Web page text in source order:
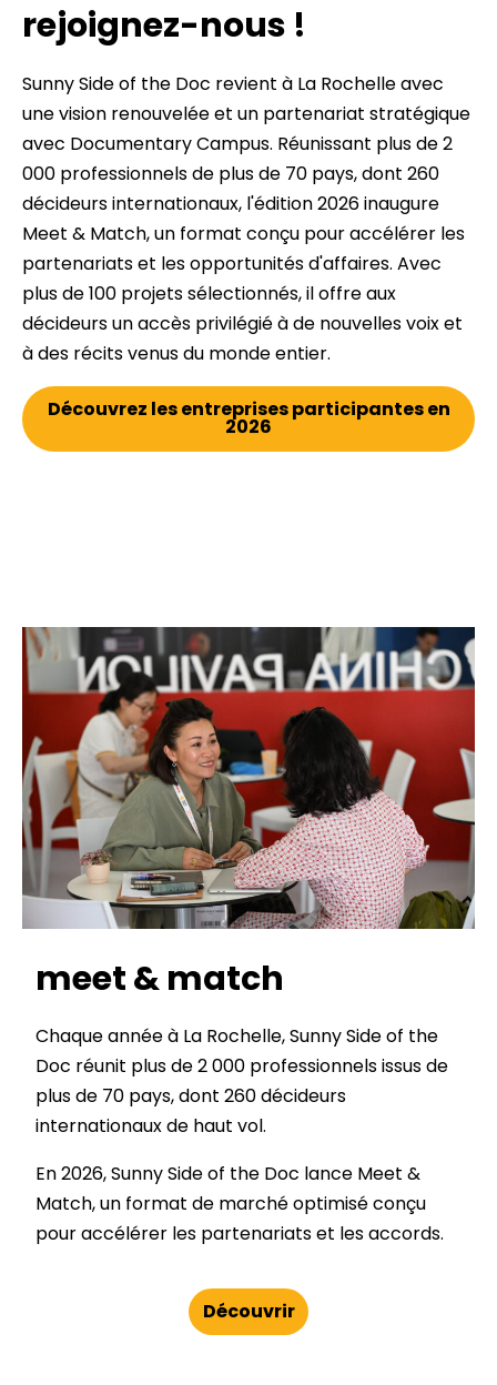
rejoignez-nous !
Sunny Side of the Doc revient à La Rochelle avec
une vision renouvelée et un partenariat stratégique
avec Documentary Campus. Réunissant plus de 2
000 professionnels de plus de 70 pays, dont 260
décideurs internationaux, l'édition 2026 inaugure
Meet & Match, un format conçu pour accélérer les
partenariats et les opportunités d'affaires. Avec
plus de 100 projets sélectionnés, il offre aux
décideurs un accès privilégié à de nouvelles voix et
à des récits venus du monde entier.
Découvrez les entreprises participantes en
2026
meet & match
Chaque année à La Rochelle, Sunny Side of the
Doc réunit plus de 2 000 professionnels issus de
plus de 70 pays, dont 260 décideurs
internationaux de haut vol.
En 2026, Sunny Side of the Doc lance Meet &
Match, un format de marché optimisé conçu
pour accélérer les partenariats et les accords.
Découvrir